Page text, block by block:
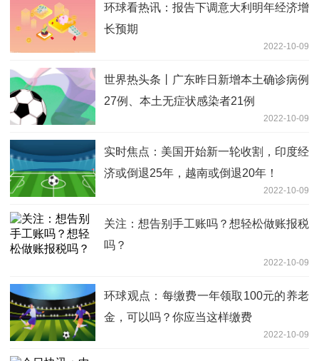
环球看热讯：报告下调意大利明年经济增
长预期
2022-10-09
世界热头条丨广东昨日新增本土确诊病例
27例、本土无症状感染者21例
2022-10-09
实时焦点：美国开始新一轮收割，印度经
济或倒退25年，越南或倒退20年！
2022-10-09
关注：想告别手工账吗？想轻松做账报税
吗？
2022-10-09
环球观点：每缴费一年领取100元的养老
金，可以吗？你应当这样缴费
2022-10-09